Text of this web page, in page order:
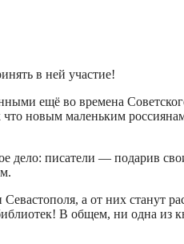
в ней участие!
ещё во времена
новым маленьким
дело: писатели — подарив
а от них станут
В общем, ни одна из